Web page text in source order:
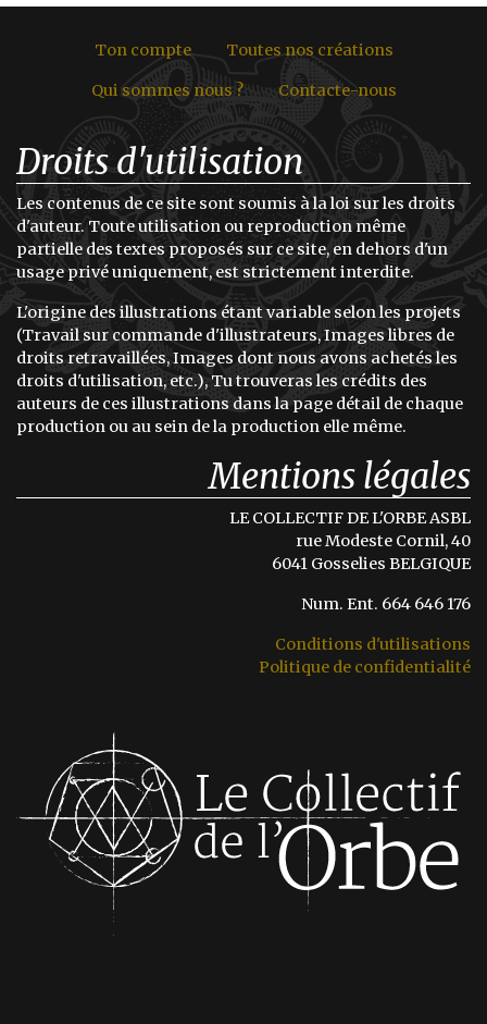
Ton compte Toutes nos créations
Qui sommes nous ? Contacte-nous
Droits d'utilisation
Les contenus de ce site sont soumis à la loi sur les droits
d'auteur. Toute utilisation ou reproduction même
partielle des textes proposés sur ce site, en dehors d'un
usage privé uniquement, est strictement interdite.
L'origine des illustrations étant variable selon les projets
(Travail sur commande d'illustrateurs, Images libres de
droits retravaillées, Images dont nous avons achetés les
droits d'utilisation, etc.), Tu trouveras les crédits des
auteurs de ces illustrations dans la page détail de chaque
production ou au sein de la production elle même.
Mentions légales
LE COLLECTIF DE L'ORBE ASBL
rue Modeste Cornil, 40
6041 Gosselies BELGIQUE
Num. Ent. 664 646 176
Conditions d'utilisations
Politique de confidentialité